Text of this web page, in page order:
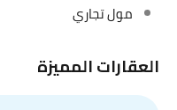
مول تجاري
العقارات المميزة